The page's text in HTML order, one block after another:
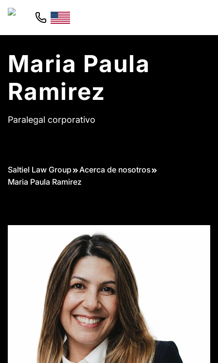
Maria Paula
Ramirez
Paralegal corporativo
Saltiel Law Group
Acerca de nosotros
Maria Paula Ramirez